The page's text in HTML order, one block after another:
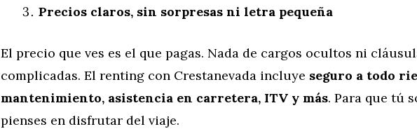
Precios claros, sin sorpresas ni letra pequeña
El precio que ves es el que pagas. Nada de cargos ocultos ni
complicadas. El renting con Crestanevada incluye seguro a todo
mantenimiento, asistencia en carretera, ITV y más. Para que tú
pienses en disfrutar del viaje.